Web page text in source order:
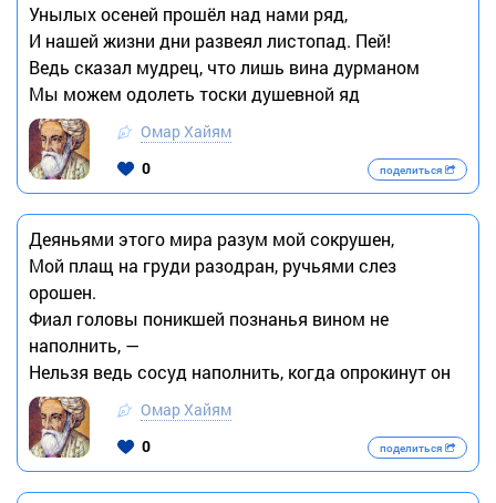
Унылых осеней прошёл над нами ряд,
И нашей жизни дни развеял листопад. Пей!
Ведь сказал мудрец, что лишь вина дурманом
Мы можем одолеть тоски душевной яд
Омар Хайям
0
поделиться
Деяньями этого мира разум мой сокрушен,
Мой плащ на груди разодран, ручьями слез
орошен.
Фиал головы поникшей познанья вином не
наполнить, —
Нельзя ведь сосуд наполнить, когда опрокинут он
Омар Хайям
0
поделиться